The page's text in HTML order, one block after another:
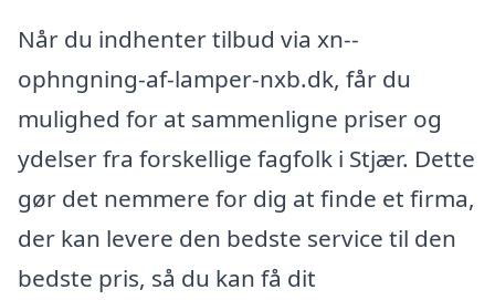
Når du indhenter tilbud via xn--
ophngning-af-lamper-nxb.dk, får du
mulighed for at sammenligne priser og
ydelser fra forskellige fagfolk i Stjær. Dette
gør det nemmere for dig at finde et firma,
der kan levere den bedste service til den
bedste pris, så du kan få dit